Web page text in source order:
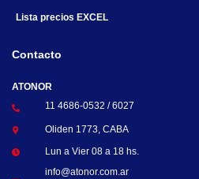
Lista precios EXCEL
Contacto
ATONOR
11 4686-0532 / 6027
Oliden 1773, CABA
Lun a Vier 08 a 18 hs.
info@atonor.com.ar